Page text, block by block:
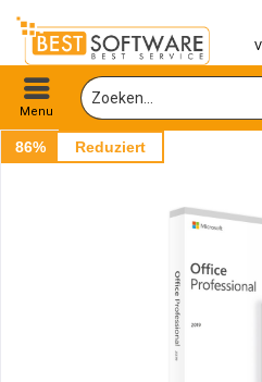
Menu
86% Reduziert